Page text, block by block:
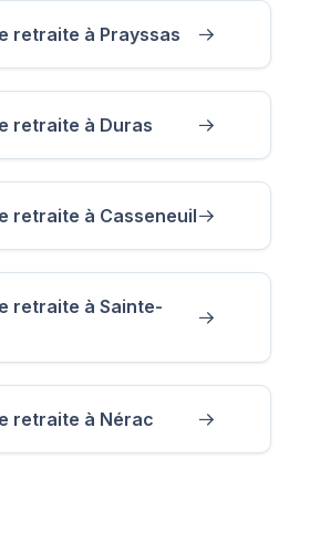
retraite à Prayssas
retraite à Duras
retraite à Casseneuil
retraite à Sainte-
retraite à Nérac